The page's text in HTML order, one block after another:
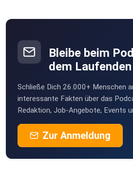
Rietberg
lichtmehr
bad salzungen
Bleibe beim
dem Laufenden
Schließe Dich 26.000+ Menschen
interessante Fakten über das
Redaktion, Job-Angebote, Events
Zur Anmeldung